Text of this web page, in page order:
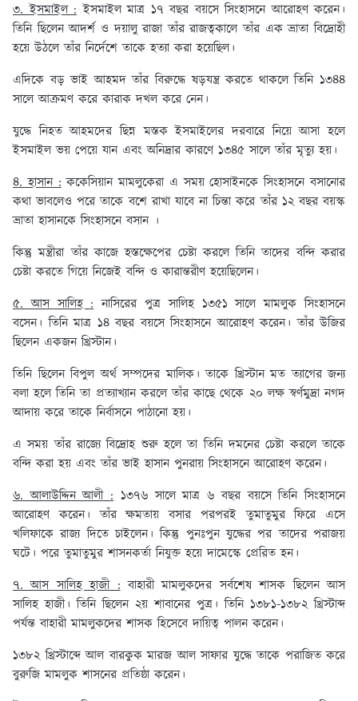
৩. ইসমাইল : ইসমাইল মাত্র ১৭ বছর বয়সে সিংহাসনে আরোহণ করেন।
তিনি ছিলেন আদর্শ ও দয়ালু রাজা তাঁর রাজত্বকালে তাঁর এক ভ্রাতা বিদ্রোহী
হয়ে উঠলে তাঁর নির্দেশে তাকে হত্যা করা হয়েছিল।
এদিকে বড় ভাই আহমদ তাঁর বিরুদ্ধে ষড়যন্ত্র করতে থাকলে তিনি ১৩৪৪
সালে আক্রমণ করে কারাক দখল করে নেন।
যুদ্ধে নিহত আহমদের ছিন্ন মস্তক ইসমাইলের দরবারে নিয়ে আসা হলে
ইসমাইল ভয় পেয়ে যান এবং অনিদ্রার কারণে ১৩৪৫ সালে তাঁর মৃত্যু হয়।
৪. হাসান :ককেসিয়ান মামলুকেরা এ সময় হোসাইনকে সিংহাসনে বসানোর
কথা ভাবলেও পরে তাকে বশে রাখা যাবে না চিন্তা করে তাঁর ১২ বছর বয়স্ক
ভ্রাতা হাসানকে সিংহাসনে বসান ।
কিন্তু মন্ত্রীরা তাঁর কাজে হস্তক্ষেপের চেষ্টা করলে তিনি তাদের বন্দি করার
চেষ্টা করতে গিয়ে নিজেই বন্দি ও কারান্তরীণ হয়েছিলেন।
৫. আস সালিহ :নাসিরের পুত্র সালিহ ১৩৫১ সালে মামলুক সিংহাসনে
বসেন। তিনি মাত্র ১৪ বছর বয়সে সিংহাসনে আরোহণ করেন। তাঁর উজির
ছিলেন একজন খ্রিস্টান।
তিনি ছিলেন বিপুল অর্থ সম্পদের মালিক। তাকে খ্রিস্টান মত ত্যাগের জন্য
বলা হলে তিনি তা প্রত্যাখ্যান করলে তাঁর কাছে থেকে ২০ লক্ষ স্বর্ণমুদ্রা নগদ
আদায় করে তাকে নির্বাসনে পাঠানো হয়।
এ সময় তাঁর রাজ্যে বিদ্রোহ শুরু হলে তা তিনি দমনের চেষ্টা করলে তাকে
বন্দি করা হয় এবং তাঁর ভাই হাসান পুনরায় সিংহাসনে আরোহণ করেন।
৬. আলাউদ্দিন আলী :১৩৭৬ সালে মাত্র ৬ বছর বয়সে তিনি সিংহাসনে
আরোহণ করেন। তাঁর ক্ষমতায় বসার পরপরই তুমাতুমুর ফিরে এসে
খলিফাকে রাজ্য দিতে চাইলেন। কিন্তু পুনঃপুন যুদ্ধের পর তাদের পরাজয়
ঘটে। পরে তুমাতুমুর শাসনকর্তা নিযুক্ত হয়ে দামেস্কে প্রেরিত হন।
৭. আস সালিহ হাজী :বাহারী মামলুকদের সর্বশেষ শাসক ছিলেন আস
সালিহ হাজী। তিনি ছিলেন ২য় শাবানের পুত্র। তিনি ১৩৮১-১৩৮২ খ্রিস্টাব্দ
পর্যন্ত বাহারী মামলুকদের শাসক হিসেবে দায়িত্ব পালন করেন।
১৩৮২ খ্রিস্টাব্দে আল বারকুক মারজ আল সাফার যুদ্ধে তাকে পরাজিত করে
বুরুজি মামলুক শাসনের প্রতিষ্ঠা করেন।